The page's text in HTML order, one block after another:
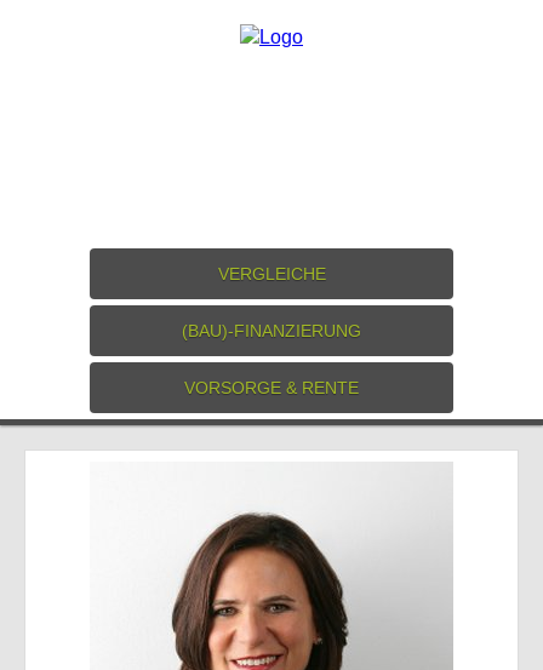
VERGLEICHE
(BAU)-FINANZIERUNG
VORSORGE & RENTE